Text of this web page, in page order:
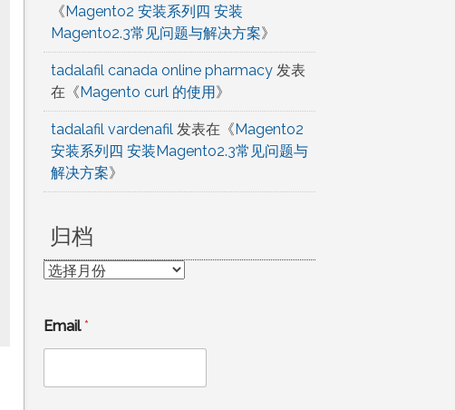
《Magento2 安装系列四 安装
Magento2.3常见问题与解决方案》
tadalafil canada online pharmacy发表
在《Magento curl 的使用》
tadalafil vardenafil发表在《Magento2
安装系列四 安装Magento2.3常见问题与
解决方案》
归档
归
Email*